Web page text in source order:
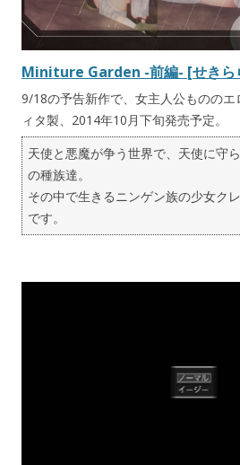
Miniture Garden -前編- [せきら
9/18の予告新作で、女主人公もののエ
ィタ製、2014年10月下旬発売予定。
天使と悪魔が争う世界で、天使に守
の種族達。
その中で生きるニンゲン族の少女ク
です。